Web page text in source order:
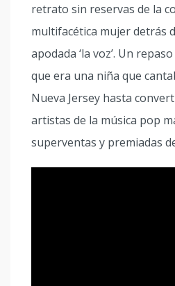
retrato sin reservas de la
multifacética mujer detrás
apodada ‘la voz’. Un
que era una niña que
Nueva Jersey hasta
artistas de la música pop
superventas y premiadas